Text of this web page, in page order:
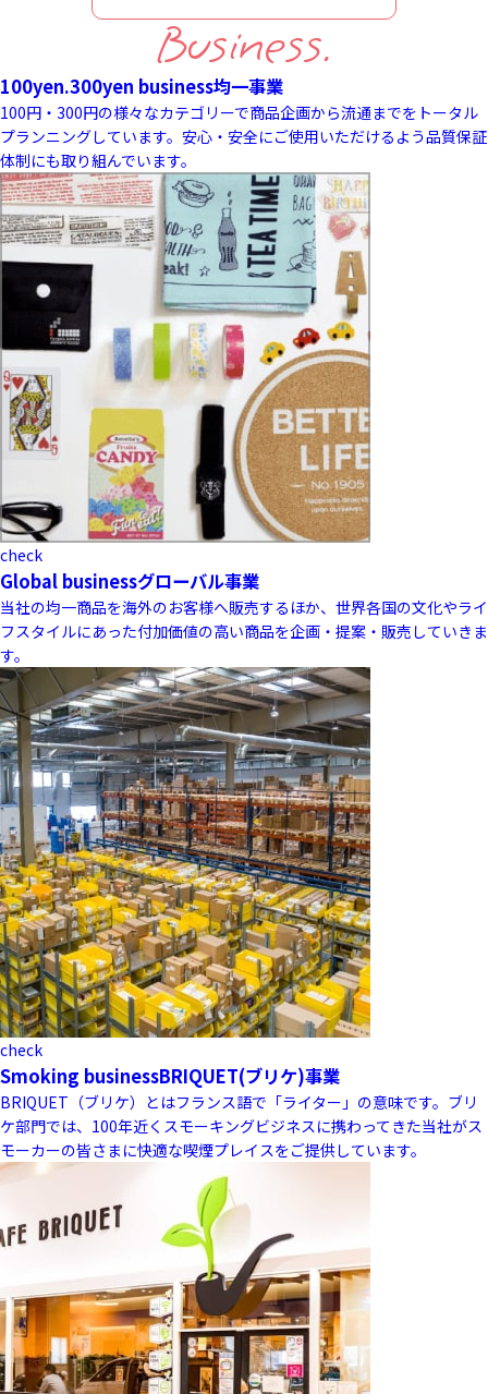
Business.
100yen.300yen business均一事業
100円・300円の様々なカテゴリーで商品企画から流通までをトータル
プランニングしています。安心・安全にご使用いただけるよう品質保証
体制にも取り組んでいます。
check
Global businessグローバル事業
当社の均一商品を海外のお客様へ販売するほか、世界各国の文化やライ
フスタイルにあった付加価値の高い商品を企画・提案・販売していきま
す。
check
Smoking businessBRIQUET(ブリケ)事業
BRIQUET（ブリケ）とはフランス語で「ライター」の意味です。ブリ
ケ部門では、100年近くスモーキングビジネスに携わってきた当社がス
モーカーの皆さまに快適な喫煙プレイスをご提供しています。